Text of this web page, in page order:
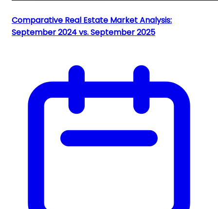
Comparative Real Estate Market Analysis:
September 2024 vs. September 2025